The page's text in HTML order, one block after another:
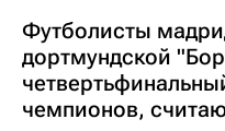
Футболисты
дортмундской
чемпионов,